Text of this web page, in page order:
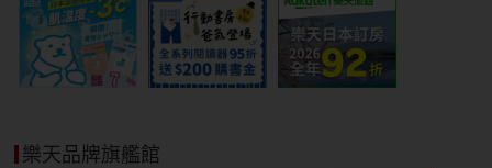
樂天品牌旗艦館